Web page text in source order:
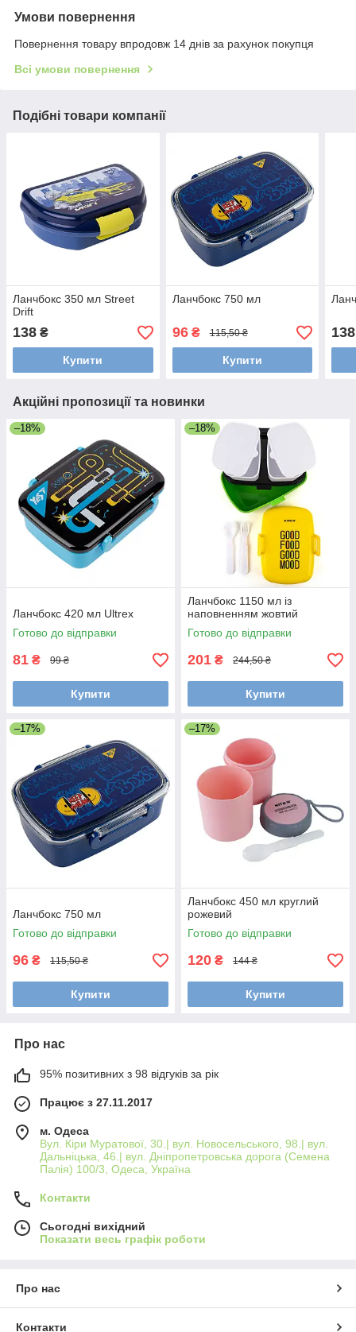
Умови повернення
Повернення товару впродовж 14 днів за рахунок покупця
Всі умови повернення
Подібні товари компанії
Ланчбокс 350 мл Street
Drift
138 ₴
Купити
Ланчбокс 750 мл
96₴ 115,50 ₴
Купити
138
Акційні пропозиції та новинки
–18%
Ланчбокс 420 мл Ultrex
Готово до відправки
81 ₴ 99 ₴
Купити
–18%
Ланчбокс 1150 мл із
наповненням жовтий
Готово до відправки
201 ₴ 244,50 ₴
Купити
–17%
Ланчбокс 750 мл
Готово до відправки
96 ₴ 115,50 ₴
Купити
–17%
Ланчбокс 450 мл круглий
рожевий
Готово до відправки
120 ₴ 144 ₴
Купити
Про нас
95% позитивних з 98 відгуків за рік
Працює з 27.11.2017
м. Одеса
Вул. Кіри Муратової, 30.| вул. Новосельського, 98.| вул.
Дальніцька, 46.| вул. Дніпропетровська дорога (Семена
Палія) 100/3, Одеса, Україна
Контакти
Сьогодні вихідний
Показати весь графік роботи
Про нас
Контакти